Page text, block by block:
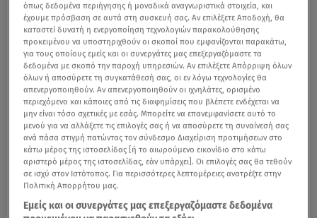
όπως δεδομένα περιήγησης ή μοναδικά αναγνωριστικά στοιχεία, και
έχουμε πρόσβαση σε αυτά στη συσκευή σας. Αν επιλέξετε Αποδοχή, θα
καταστεί δυνατή η ενεργοποίηση τεχνολογιών παρακολούθησης
προκειμένου να υποστηριχθούν οι σκοποί που εμφανίζονται παρακάτω,
για τους οποίους εμείς και οι συνεργάτες μας επεξεργαζόμαστε τα
δεδομένα με σκοπό την παροχή υπηρεσιών. Αν επιλέξετε Απόρριψη όλων
όλων ή αποσύρετε τη συγκατάθεσή σας, οι εν λόγω τεχνολογίες θα
απενεργοποιηθούν. Αν απενεργοποιηθούν οι ιχνηλάτες, ορισμένο
περιεχόμενο και κάποιες από τις διαφημίσεις που βλέπετε ενδέχεται να
μην είναι τόσο σχετικές με εσάς. Μπορείτε να επανεμφανίσετε αυτό το
μενού για να αλλάξετε τις επιλογές σας ή να αποσύρετε τη συναίνεσή σας
ανά πάσα στιγμή πατώντας τον σύνδεσμο Διαχείριση προτιμήσεων στο
κάτω μέρος της ιστοσελίδας [ή το αιωρούμενο εικονίδιο στο κάτω
αριστερό μέρος της ιστοσελίδας, εάν υπάρχει]. Οι επιλογές σας θα τεθούν
σε ισχύ στον Ιστότοπος. Για περισσότερες λεπτομέρειες ανατρέξτε στην
Πολιτική Απορρήτου μας.
Εμείς και οι συνεργάτες μας επεξεργαζόμαστε δεδομένα